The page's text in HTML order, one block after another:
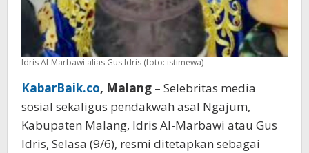
Idris Al-Marbawi alias Gus Idris (foto: istimewa)
KabarBaik.co, Malang – Selebritas media
sosial sekaligus pendakwah asal Ngajum,
Kabupaten Malang, Idris Al-Marbawi atau Gus
Idris, Selasa (9/6), resmi ditetapkan sebagai